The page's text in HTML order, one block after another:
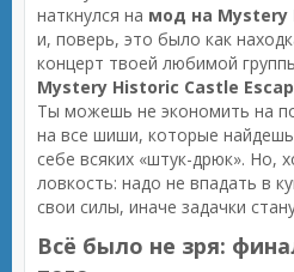
наткнулся на мод на Mystery
и, поверь, это было как
концерт твоей любимой
Mystery Historic Castle
Ты можешь не экономить на
на все шиши, которые
себе всяких «штук-дрюк». Но,
ловкость: надо не впадать в
свои силы, иначе задачки
Всё было не зря: